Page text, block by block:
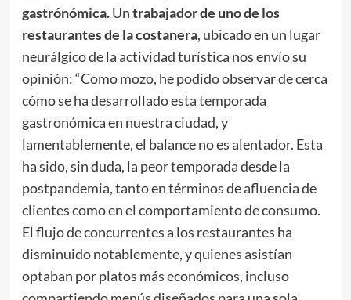
gastrónómica.Untrabajador de uno de los
restaurantes de la costanera, ubicado en un lugar
neurálgico de la actividad turística nos envío su
opinión: “Como mozo, he podido observar de cerca
cómo se ha desarrollado esta temporada
gastronómica en nuestra ciudad, y
lamentablemente, el balance no es alentador. Esta
ha sido, sin duda, la peor temporada desde la
postpandemia, tanto en términos de afluencia de
clientes como en el comportamiento de consumo.
El flujo de concurrentes a los restaurantes ha
disminuido notablemente, y quienes asistían
optaban por platos más económicos, incluso